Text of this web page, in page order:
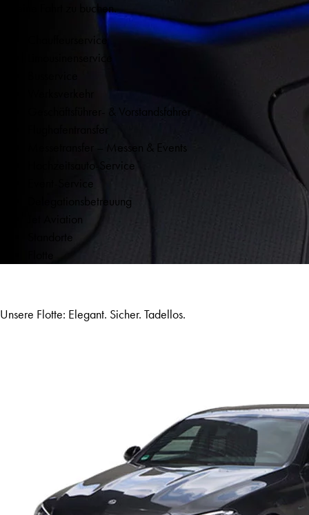
um eine Fahrt zu buchen.
Chauffeurservice
Geschäftsführer- & Vorstandsfahrer
Messetransfer – Messen & Events
Hochzeitsauto-Service
Event-Service
Delegationsbetreuung
Jet Aviation
Standorte
Unsere Flotte: Elegant. Sicher. Tadellos.